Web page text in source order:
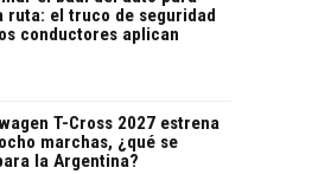
ruta: el truco de seguridad
conductores aplican
T-Cross 2027 estrena
marchas, ¿qué se
la Argentina?